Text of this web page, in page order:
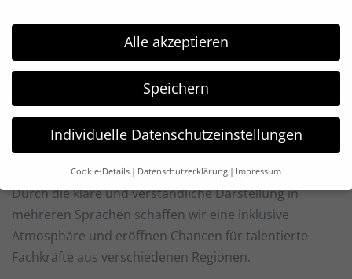
besonderen Wert darauf, die individuellen Stärken
und Vorzüge des Unternehmens in den verschiedenen
Sprachversionen authentisch zu präsentieren.
Ein zentrales Anliegen des Recruitingfilms ist es,
potenziellen Bewerbern einen Einblick in die
Unternehmenskultur und die positiven Aspekte einer
Mitarbeit bei der OMS Inventuren GmbH zu geben.
Durch die klare und verständliche Darstellung in
mehreren Sprachen schaffen wir eine inklusive
Atmosphäre und eröffnen Chancen für talentierte
Fachkräfte aus verschiedenen Regionen.
Alle akzeptieren
Speichern
Individuelle Datenschutzeinstellungen
Cookie-Details Datenschutzerklärung Impressum
Datenschutzeinstellungen
Wir verwenden Cookies und andere Technologien auf unserer
Website. Einige von ihnen sind essenziell, während andere
uns helfen, diese Website und Ihre Erfahrung zu verbessern.